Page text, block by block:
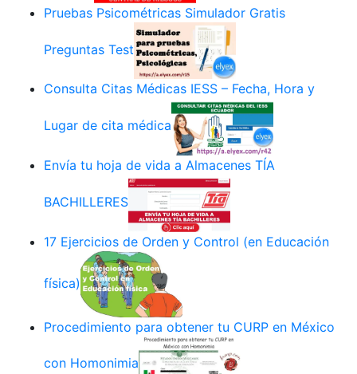
Pruebas Psicométricas Simulador Gratis
Preguntas Test
Consulta Citas Médicas IESS – Fecha, Hora y
Lugar de cita médica
Envía tu hoja de vida a Almacenes TÍA
BACHILLERES
17 Ejercicios de Orden y Control (en Educación
física)
Procedimiento para obtener tu CURP en México
con Homonimia